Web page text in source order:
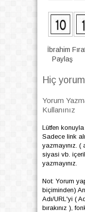
İbrahim
Paylaş
Hiç
Yorum
Kullanınız
Lütfen konuyla
Sadece link
yazmayınız. (
siyasi vb.
yazmayınız.
Not: Yorum
biçiminden)
Adı/URL'yi (
bırakınız ),